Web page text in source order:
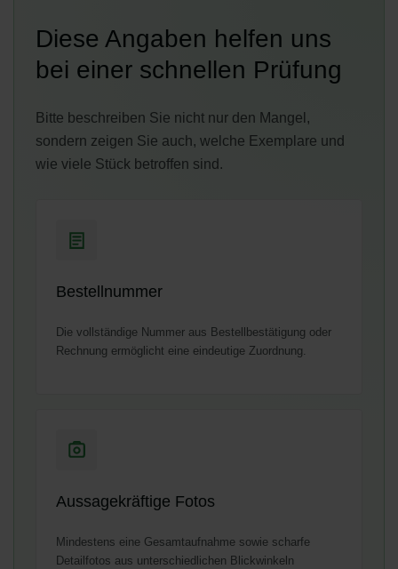
Diese Angaben helfen uns
bei einer schnellen Prüfung
Bitte beschreiben Sie nicht nur den Mangel,
sondern zeigen Sie auch, welche Exemplare und
wie viele Stück betroffen sind.
Bestellnummer
Die vollständige Nummer aus Bestellbestätigung oder
Rechnung ermöglicht eine eindeutige Zuordnung.
Aussagekräftige Fotos
Mindestens eine Gesamtaufnahme sowie scharfe
Detailfotos aus unterschiedlichen Blickwinkeln